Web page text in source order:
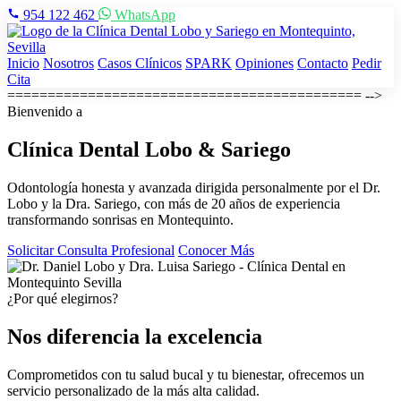
954 122 462 WhatsApp
Inicio Nosotros Casos Clínicos SPARK Opiniones Contacto Pedir
Cita
============================================ -->
Bienvenido a
Clínica Dental Lobo & Sariego
Odontología honesta y avanzada dirigida personalmente por el Dr.
Lobo y la Dra. Sariego, con más de 20 años de experiencia
transformando sonrisas en Montequinto.
Solicitar Consulta Profesional Conocer Más
¿Por qué elegirnos?
Nos diferencia la excelencia
Comprometidos con tu salud bucal y tu bienestar, ofrecemos un
servicio personalizado de la más alta calidad.